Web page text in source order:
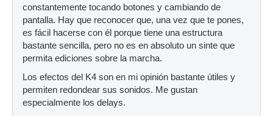
constantemente tocando botones y cambiando de
pantalla. Hay que reconocer que, una vez que te pones,
es fácil hacerse con él porque tiene una estructura
bastante sencilla, pero no es en absoluto un sinte que
permita ediciones sobre la marcha.
Los efectos del K4 son en mi opinión bastante útiles y
permiten redondear sus sonidos. Me gustan
especialmente los delays.